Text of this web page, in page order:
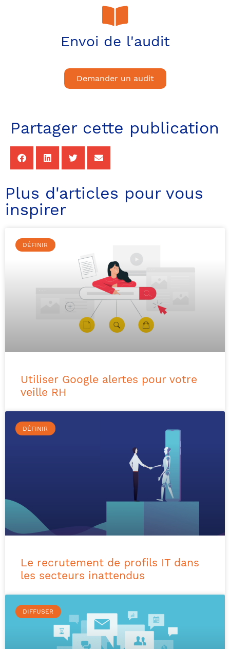
Envoi de l'audit
Demander un audit
Partager cette publication
Plus d'articles pour vous
inspirer
DÉFINIR
Utiliser Google alertes pour votre
veille RH
DÉFINIR
Le recrutement de profils IT dans
les secteurs inattendus
DIFFUSER